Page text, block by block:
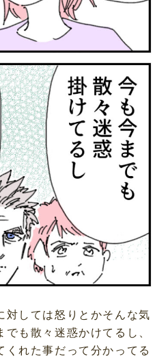
対しては怒りとかそんな気
も散々迷惑かけてるし、
れた事だって分かってる